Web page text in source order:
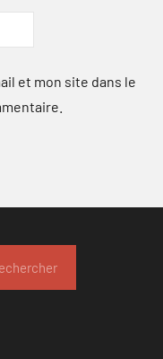
et mon site dans le